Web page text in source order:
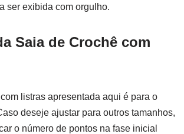
ser exibida com orgulho.
Saia de Crochê com
listras apresentada aqui é para o
deseje ajustar para outros tamanhos,
o número de pontos na fase inicial